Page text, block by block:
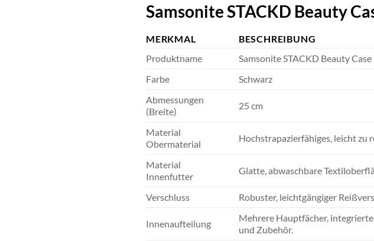
Samsonite STACKD Beauty
MERKMAL
BESCHREIBUNG
Produktname
Samsonite STACKD Beauty Case
Farbe
Schwarz
Abmessungen
(Breite)
25 cm
Material
Obermaterial
Hochstrapazierfähiges, leicht zu
Material
Innenfutter
Glatte, abwaschbare
Verschluss Robuster, leichtgängiger
Innenaufteilung
Mehrere Hauptfächer,
und Zubehör.